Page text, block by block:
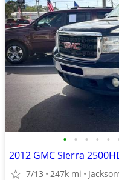
• • • • •
2012 GMC Sierra
7/13 247k mi